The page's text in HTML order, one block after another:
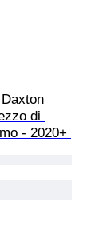
di
- 2020+